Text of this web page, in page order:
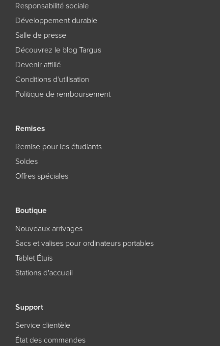
Responsabilité sociale
Développement durable
Salle de presse
Découvrez le blog Targus
Devenir affilié
Conditions d'utilisation
Politique de remboursement
Remises
Remise pour les étudiants
Soldes
Offres spéciales
Boutique
Nouveaux arrivages
Sacs et valises pour ordinateurs portables
Tablet Étuis
Stations d'accueil
Support
Service clientèle
État des commandes